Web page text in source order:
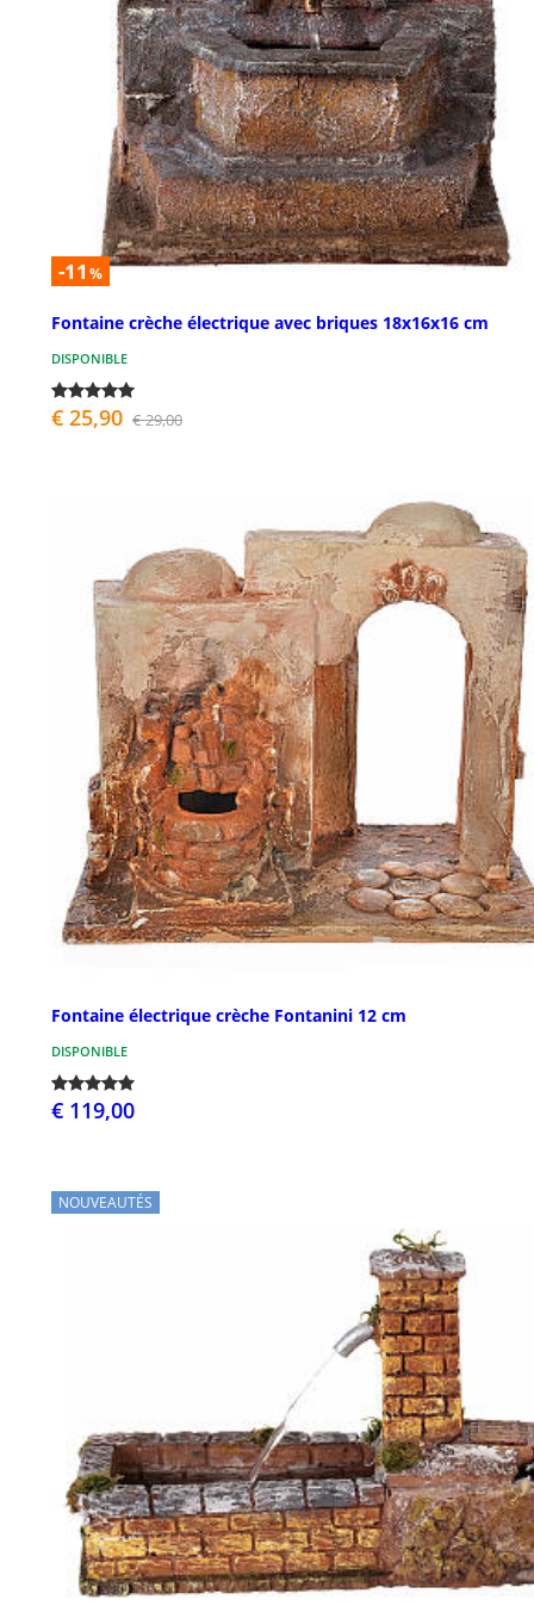
-11 %
Fontaine crèche électrique avec briques 18x16x16 cm
DISPONIBLE
€ 25,90 € 29,00
Fontaine électrique crèche Fontanini 12 cm
DISPONIBLE
€ 119,00
NOUVEAUTÉS